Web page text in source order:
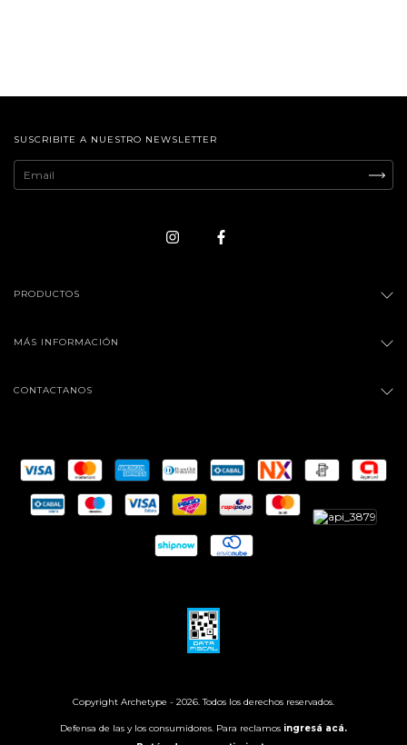
SUSCRIBITE A NUESTRO NEWSLETTER
PRODUCTOS
MÁS INFORMACIÓN
CONTACTANOS
Copyright Archetype - 2026. Todos los derechos reservados.
Defensa de las y los consumidores. Para reclamos ingresá acá.